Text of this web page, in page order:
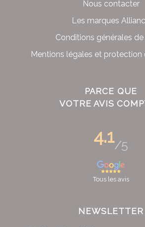
Nous contacter
Les marques
Conditions générales
Mentions légales et protection
PARCE QUE
VOTRE AVIS
4.1/5
Tous les avis
NEWSLETTER